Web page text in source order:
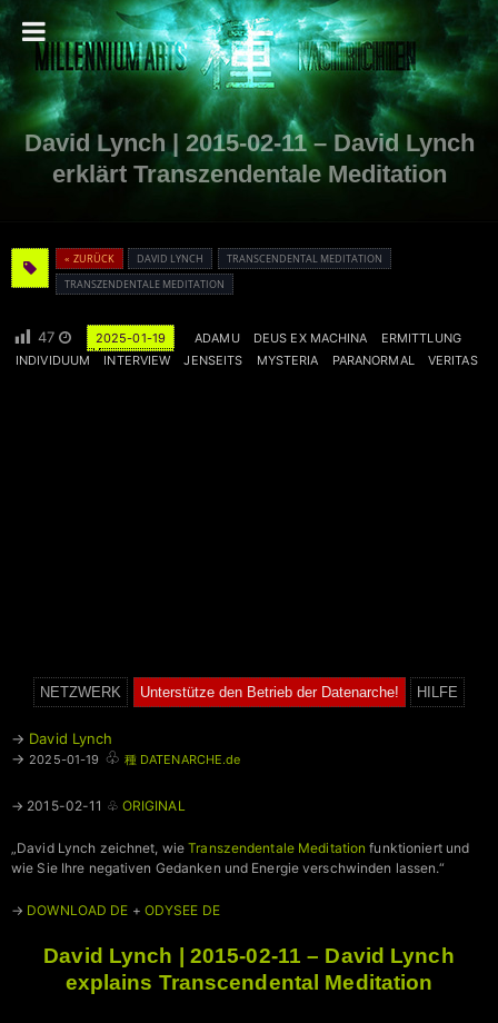
David Lynch | 2015-02-11 – David Lynch
erklärt Transzendentale Meditation
« ZURÜCK DAVID LYNCH
TRANSCENDENTAL MEDITATION
TRANSZENDENTALE MEDITATION
47 2025-01-19 ADAMU DEUS EX MACHINA
ERMITTLUNG
INDIVIDUUM
INTERVIEW JENSEITS MYSTERIA PARANORMAL VERITAS
NETZWERK Unterstütze den Betrieb der Datenarche! HILFE
→ David Lynch
→ 2025-01-19 ♧ 種 DATENARCHE.de
→ 2015-02-11 ♧ ORIGINAL
„David Lynch zeichnet, wieTranszendentale Meditation funktioniert und
wie Sie Ihre negativen Gedanken und Energie verschwinden lassen.“
→ DOWNLOAD DE + ODYSEE DE
David Lynch | 2015-02-11 – David Lynch
explains Transcendental Meditation